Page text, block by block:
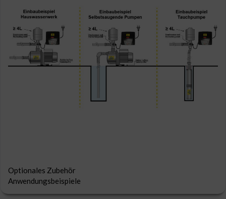
Optionales Zubehör
Anwendungsbeispiele